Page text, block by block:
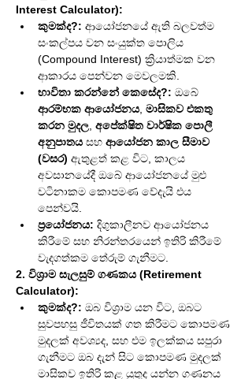
Interest Calculator):
කුමක්ද?: ආයෝජනයේ ඇති බලවත්ම
සංකල්පය වන සංයුක්ත පොලිය
(Compound Interest) ක්‍රියාත්මක වන
ආකාරය පෙන්වන මෙවලමකි.
භාවිතා කරන්නේ කෙසේද?: ඔබේ
ආරම්භක ආයෝජනය මාසිකව එකතු
කරන මුදල අපේක්ෂිත වාර්ෂික පොලී
අනුපාතය සහ ආයෝජන කාල සීමාව
(වසර) ඇතුළත් කළ විට, කාලය
අවසානයේදී ඔබේ ආයෝජනයේ මුළු
වටිනාකම කොපමණ වේදැයි එය
පෙන්වයි.
ප්‍රයෝජනය: දිගුකාලීනව ආයෝජනය
කිරීමේ සහ නිරන්තරයෙන් ඉතිරි කිරීමේ
වැදගත්කම තේරුම් ගැනීමට.
2. විශ්‍රාම සැලසුම් ගණකය (Retirement
Calculator):
කුමක්ද?: ඔබ විශ්‍රාම යන විට, ඔබට
සුවපහසු ජීවිතයක් ගත කිරීමට කොපමණ
මුදලක් අවශ්‍යද, සහ එම ඉලක්කය සපුරා
ගැනීමට ඔබ දැන් සිට කොපමණ මුදලක්
මාසිකව ඉතිරි කළ යුතුද යන්න ගණනය